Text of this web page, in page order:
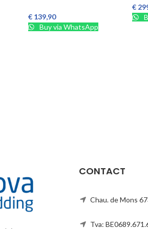
€139,90
Ajouter Au Panier
Buy via WhatsApp
€
CONTACT
Chau. de Mons
Tva: